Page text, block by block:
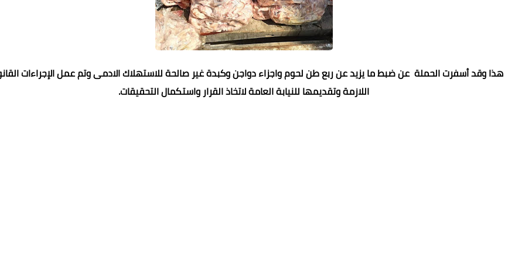
هذا وقد أسفرت الحملة عن ضبط ما يزيد عن ربع طن لحوم واجزاء دواجن وكبدة غير صالحة للاستهلاك الادمى وتم عمل الإجراءات
اللازمة وتقديمها للنيابة العامة لاتخاذ القرار واستكمال التحقيقات.